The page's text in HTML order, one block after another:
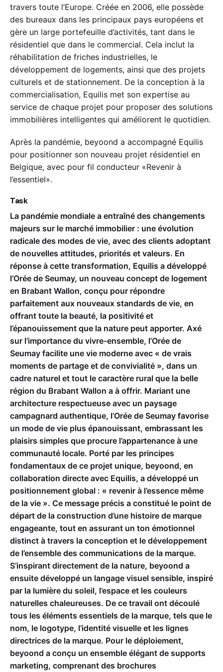
travers toute l’Europe. Créée en 2006, elle possède
des bureaux dans les principaux pays européens et
gère un large portefeuille d’activités, tant dans le
résidentiel que dans le commercial. Cela inclut la
réhabilitation de friches industrielles, le
développement de logements, ainsi que des projets
culturels et de stationnement. De la conception à la
commercialisation, Equilis met son expertise au
service de chaque projet pour proposer des solutions
immobilières intelligentes qui améliorent le quotidien.
Après la pandémie, beyoond a accompagné Equilis
pour positionner son nouveau projet résidentiel en
Belgique, avec pour fil conducteur «Revenir à
l’essentiel».
Task
La pandémie mondiale a entraîné des changements
majeurs sur le marché immobilier : une évolution
radicale des modes de vie, avec des clients adoptant
de nouvelles attitudes, priorités et valeurs. En
réponse à cette transformation, Equilis a développé
l’Orée de Seumay, un nouveau concept de logement
en Brabant Wallon, conçu pour répondre
parfaitement aux nouveaux standards de vie, en
offrant toute la beauté, la positivité et
l’épanouissement que la nature peut apporter. Axé
sur l’importance du vivre-ensemble, l’Orée de
Seumay facilite une vie moderne avec « de vrais
moments de partage et de convivialité », dans un
cadre naturel et tout le caractère rural que la belle
région du Brabant Wallon a à offrir. Mariant une
architecture respectueuse avec un paysage
campagnard authentique, l’Orée de Seumay favorise
un mode de vie plus épanouissant, embrassant les
plaisirs simples que procure l’appartenance à une
communauté locale. Porté par les principes
fondamentaux de ce projet unique, beyoond, en
collaboration directe avec Equilis, a développé un
positionnement global : « revenir à l’essence même
de la vie ». Ce message précis a constitué le point de
départ de la construction d’une histoire de marque
engageante, tout en assurant un ton émotionnel
distinct à travers la conception et le développement
de l’ensemble des communications de la marque.
S’inspirant directement de la nature, beyoond a
ensuite développé un langage visuel sensible, inspiré
par la lumière du soleil, l’espace et les couleurs
naturelles chaleureuses. De ce travail ont découlé
tous les éléments essentiels de la marque, tels que le
nom, le logotype, l’identité visuelle et les lignes
directrices de la marque. Pour le déploiement,
beyoond a conçu un ensemble élégant de supports
marketing, comprenant des brochures